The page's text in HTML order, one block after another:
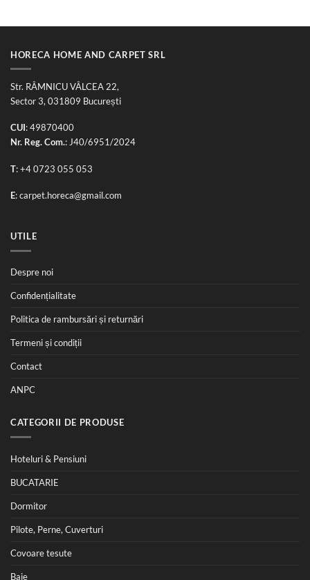
HORECA HOME AND CARPET SRL
Str. RÂMNICU VÂLCEA 22,
Sector 3, 031809 București
CUI: 49870400
Nr. Reg. Com.: J40/6951/2024
T:+4 0723 055 053
E:carpet.horeca@gmail.com
UTILE
Despre noi
Confidențialitate
Politica de rambursări și returnări
Termeni și condiții
Contact
ANPC
CATEGORII DE PRODUSE
Hoteluri & Pensiuni
BUCATARIE
Dormitor
Pilote, Perne, Cuverturi
Covoare tesute
Baie